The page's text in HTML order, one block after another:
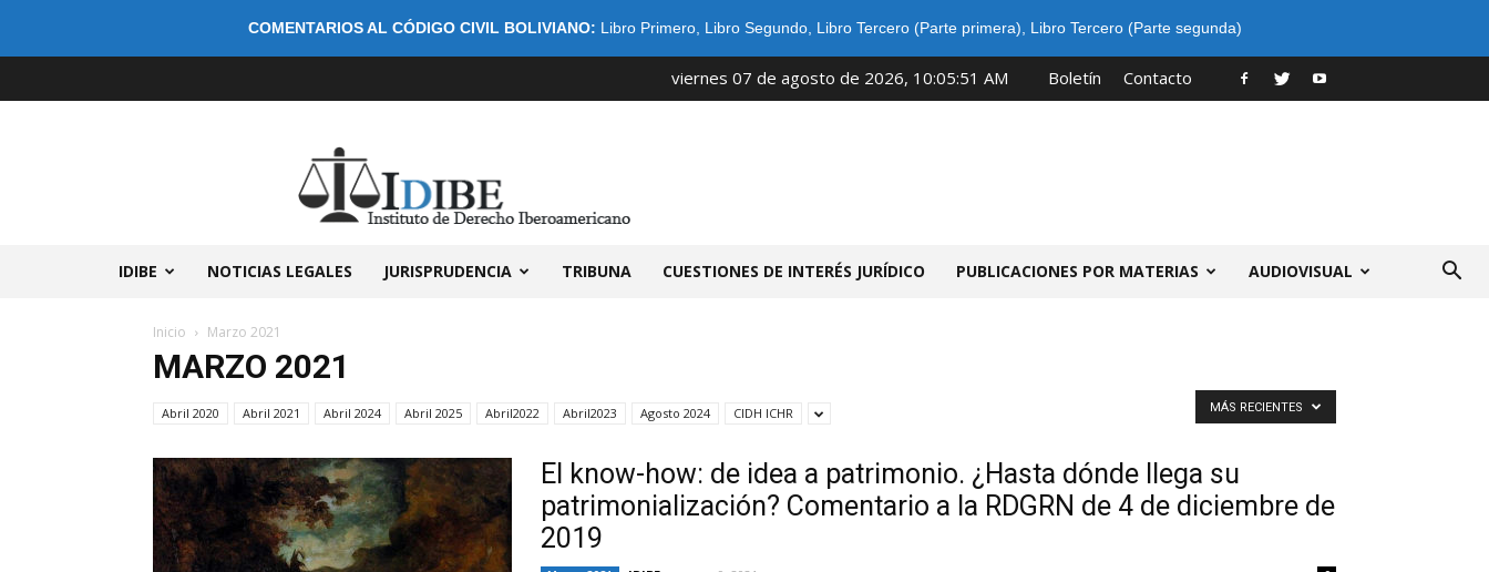
COMENTARIOS AL CÓDIGO CIVIL BOLIVIANO: Libro Primero, Libro Segundo, Libro Tercero (Parte primera) Libro Tercero (Parte segunda)
viernes 07 de agosto de 2026, 10:05:51 AM Boletín Contacto
IDIBE NOTICIAS LEGALES JURISPRUDENCIA TRIBUNA CUESTIONES DE INTERÉS JURÍDICO PUBLICACIONES POR MATERIAS AUDIOVISUAL
Inicio Marzo 2021
MARZO 2021
Abril 2020 Abril 2021 Abril 2024 Abril 2025 Abril2022 Abril2023 Agosto 2024 CIDH ICHR MÁS RECIENTES
El know-how: de idea a patrimonio. ¿Hasta dónde llega su
patrimonialización? Comentario a la RDGRN de 4 de diciembre de
2019